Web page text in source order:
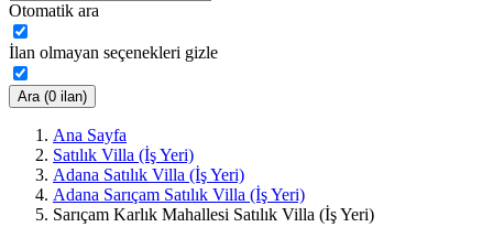
Otomatik ara
İlan olmayan seçenekleri gizle
Ara (0 ilan)
Ana Sayfa
Satılık Villa (İş Yeri)
Adana Satılık Villa (İş Yeri)
Adana Sarıçam Satılık Villa (İş Yeri)
Sarıçam Karlık Mahallesi Satılık Villa (İş Yeri)